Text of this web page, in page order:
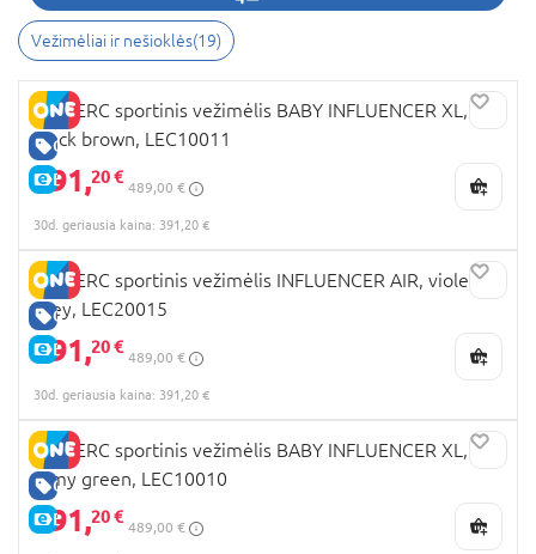
Vežimėliai ir nešioklės(19)
GERA KAINA
E-KAINA
LECLERC sportinis vežimėlis BABY INFLUENCER XL,
black brown, LEC10011
391,20 €
489,00 €
30d. geriausia kaina: 391,20 €
GERA KAINA
E-KAINA
LECLERC sportinis vežimėlis INFLUENCER AIR, violet
grey, LEC20015
391,20 €
489,00 €
30d. geriausia kaina: 391,20 €
GERA KAINA
E-KAINA
LECLERC sportinis vežimėlis BABY INFLUENCER XL,
army green, LEC10010
391,20 €
489,00 €